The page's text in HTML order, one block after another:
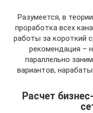
Разумеется, в
проработка всех
работы за короткий
рекомендация –
параллельно
вариантов,
Расчет